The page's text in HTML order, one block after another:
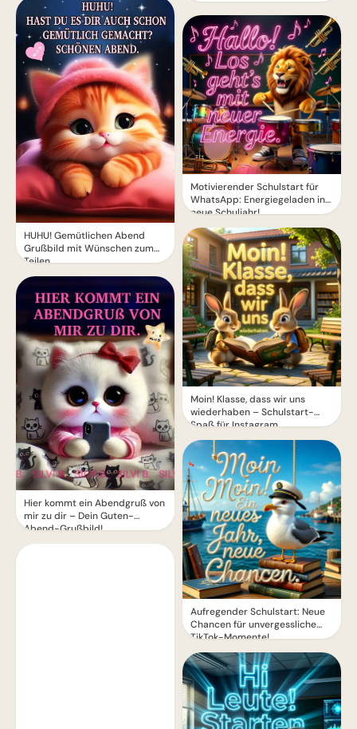
HUHU! Gemütlichen Abend
Grußbild mit Wünschen zum
Teilen
Hier kommt ein Abendgruß von
mir zu dir – Dein Guten-
Abend-Grußbild!
Motivierender Schulstart für
WhatsApp: Energiegeladen ins
neue Schuljahr!
Moin! Klasse, dass wir uns
wiederhaben – Schulstart-
Spaß für Instagram
Aufregender Schulstart: Neue
Chancen für unvergessliche
TikTok-Momente!